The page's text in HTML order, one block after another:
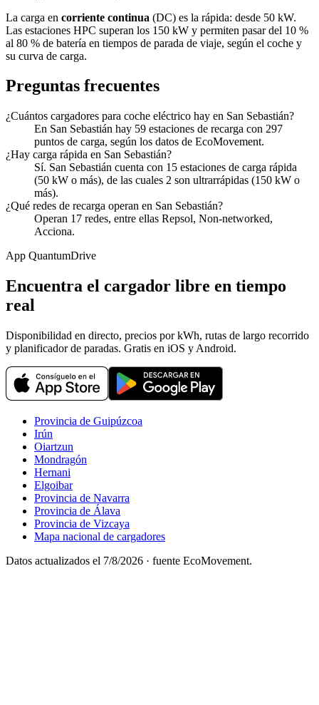
La carga en corriente continua (DC) es la rápida: desde 50 kW.
Las estaciones HPC superan los 150 kW y permiten pasar del 10 %
al 80 % de batería en tiempos de parada de viaje, según el coche y
su curva de carga.
Preguntas frecuentes
¿Cuántos cargadores para coche eléctrico hay en San Sebastián?
En San Sebastián hay 59 estaciones de recarga con 297
puntos de carga, según los datos de EcoMovement.
¿Hay carga rápida en San Sebastián?
Sí. San Sebastián cuenta con 15 estaciones de carga rápida
(50 kW o más), de las cuales 2 son ultrarrápidas (150 kW o
más).
¿Qué redes de recarga operan en San Sebastián?
Operan 17 redes, entre ellas Repsol, Non-networked,
Acciona.
App QuantumDrive
Encuentra el cargador libre en tiempo
real
Disponibilidad en directo, precios por kWh, rutas de largo recorrido
y planificador de paradas. Gratis en iOS y Android.
Provincia de Guipúzcoa
Irún
Oiartzun
Mondragón
Hernani
Elgoibar
Provincia de Navarra
Provincia de Álava
Provincia de Vizcaya
Mapa nacional de cargadores
Datos actualizados el 7/8/2026 · fuente EcoMovement.